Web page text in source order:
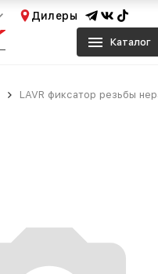
Дилеры
Каталог
LAVR фиксатор резьбы